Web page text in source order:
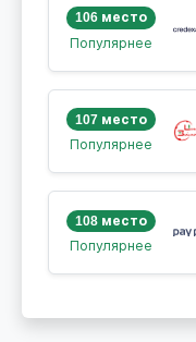
106 место
Популярнее
107 место
Популярнее
108 место
Популярнее